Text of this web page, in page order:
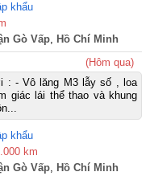
khẩu
Gò Vấp, Hồ Chí Minh
(Hôm qua)
: - Vô lăng M3 lẫy số , loa
giác lái thể thao và khung
khẩu
km
Gò Vấp, Hồ Chí Minh